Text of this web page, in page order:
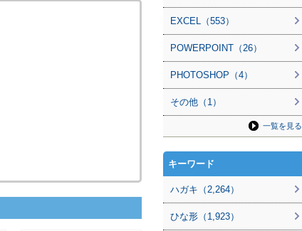
EXCEL（553）
POWERPOINT（26）
PHOTOSHOP（4）
その他（1）
一覧を見る
キーワード
ハガキ（2,264）
ひな形（1,923）